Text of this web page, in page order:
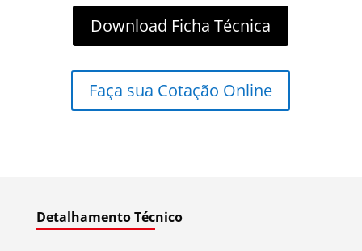
Download Ficha Técnica
Faça sua Cotação Online
Detalhamento Técnico